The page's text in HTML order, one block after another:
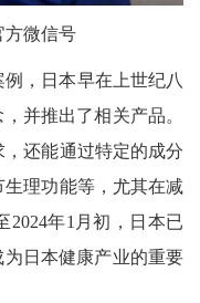
方微信号
，日本早在上世纪八
并推出了相关产品。
还能通过特定的成分
理功能等，尤其在减
2024年1月初，日本已
为日本健康产业的重要